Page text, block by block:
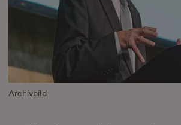
Archivbild